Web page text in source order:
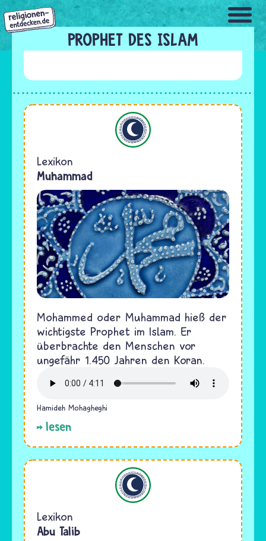
Direkt
zum
Inhalt
PROPHET DES ISLAM
Lexikon
Muhammad
Mohammed oder Muhammad hieß der
wichtigste Prophet im Islam. Er
überbrachte den Menschen vor
ungefähr 1.450 Jahren den Koran.
Hamideh Mohagheghi
lesen
Lexikon
Abu Talib